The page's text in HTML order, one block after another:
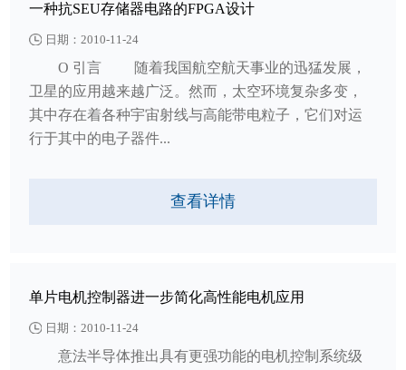
一种抗SEU存储器电路的FPGA设计
日期：2010-11-24
O 引言 随着我国航空航天事业的迅猛发展，
卫星的应用越来越广泛。然而，太空环境复杂多变，
其中存在着各种宇宙射线与高能带电粒子，它们对运
行于其中的电子器件...
查看详情
单片电机控制器进一步简化高性能电机应用
日期：2010-11-24
意法半导体推出具有更强功能的电机控制系统级